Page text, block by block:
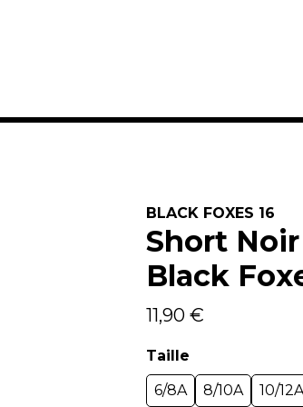
BLACK FOXES 16
Short
Black
11,90 €
Taille
6/8A
8/10A 10/